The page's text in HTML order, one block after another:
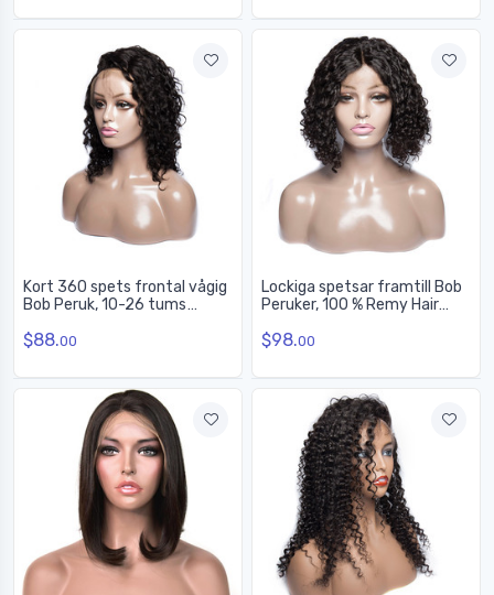
Kort 360 spets frontal vågig
Bob Peruk, 10-26 tums
kvinnor
$88.00
Lockiga spetsar framtill Bob
Peruker, 100 % Remy Hair
$98.00